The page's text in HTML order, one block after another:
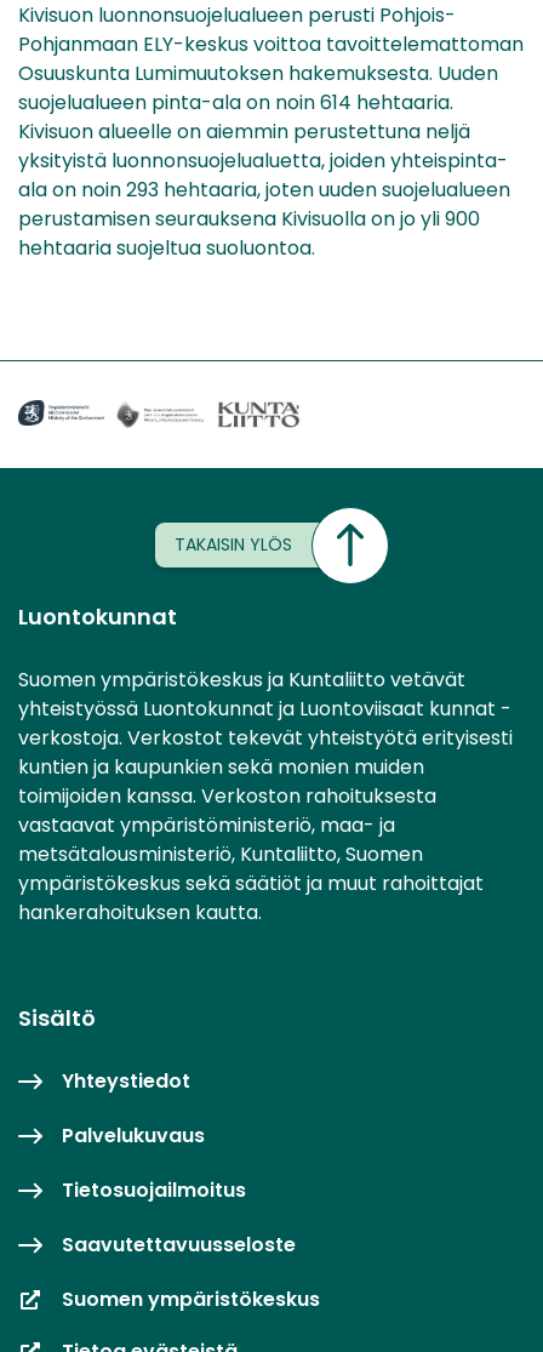
Kivisuon luonnonsuojelualueen perusti Pohjois-
Pohjanmaan ELY-keskus voittoa tavoittelemattoman
Osuuskunta Lumimuutoksen hakemuksesta. Uuden
suojelualueen pinta-ala on noin 614 hehtaaria.
Kivisuon alueelle on aiemmin perustettuna neljä
yksityistä luonnonsuojelualuetta, joiden yhteispinta-
ala on noin 293 hehtaaria, joten uuden suojelualueen
perustamisen seurauksena Kivisuolla on jo yli 900
hehtaaria suojeltua suoluontoa.
TAKAISIN YLÖS
Luontokunnat
Suomen ympäristökeskus ja Kuntaliitto vetävät
yhteistyössä Luontokunnat ja Luontoviisaat kunnat -
verkostoja. Verkostot tekevät yhteistyötä erityisesti
kuntien ja kaupunkien sekä monien muiden
toimijoiden kanssa. Verkoston rahoituksesta
vastaavat ympäristöministeriö, maa- ja
metsätalousministeriö, Kuntaliitto, Suomen
ympäristökeskus sekä säätiöt ja muut rahoittajat
hankerahoituksen kautta.
Sisältö
Yhteystiedot
Palvelukuvaus
Tietosuojailmoitus
Saavutettavuusseloste
Suomen ympäristökeskus